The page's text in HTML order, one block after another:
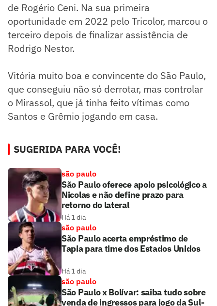
de Rogério Ceni. Na sua primeira
oportunidade em 2022 pelo Tricolor, marcou o
terceiro depois de finalizar assistência de
Rodrigo Nestor.
Vitória muito boa e convincente do São Paulo,
que conseguiu não só derrotar, mas controlar
o Mirassol, que já tinha feito vítimas como
Santos e Grêmio jogando em casa.
SUGERIDA PARA VOCÊ!
são paulo
São Paulo oferece apoio psicológico a
Nicolas e não define prazo para
retorno do lateral
Há 1 dia
são paulo
São Paulo acerta empréstimo de
Tapia para time dos Estados Unidos
Há 1 dia
são paulo
São Paulo x Bolívar: saiba tudo sobre
venda de ingressos para jogo da Sul-